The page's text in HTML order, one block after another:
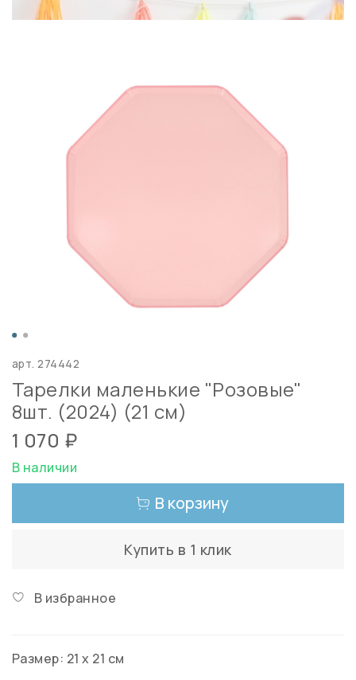
арт.274442
Тарелки маленькие "Розовые"
8шт. (2024) (21 см)
1 070 ₽
В наличии
В корзину
Купить в 1 клик
В избранное
Размер: 21 х 21 см